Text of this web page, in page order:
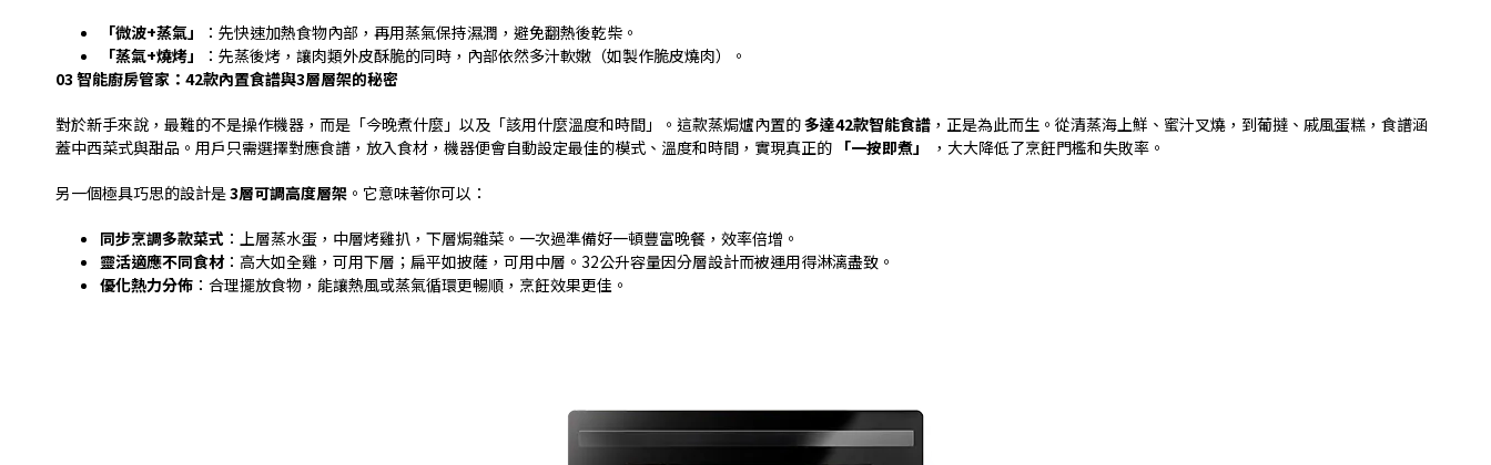
「微波+蒸氣」
：先快速加熱食物內部，再用蒸氣保持濕潤，避免翻熱後乾柴。
「蒸氣+燒烤」
：先蒸後烤，讓肉類外皮酥脆的同時，內部依然多汁軟嫩（如製作脆皮燒肉）。
03 智能廚房管家： 42款內置食譜與3層層架的秘密
對於新手來說，最難的不是操作機器，而是「今晚煮什麼」以及「該用什麼溫度和時間」。這款蒸焗爐內置的多達42款智能食譜 ，正是為此而生。從清蒸海上鮮、蜜汁叉燒，到葡撻、戚風蛋糕，食譜涵
蓋中西菜式與甜品。用戶只需選擇對應食譜，放入食材，機器便會自動設定最佳的模式、溫度和時間，實現真正的 「一按即煮」 ，大大降低了烹飪門檻和失敗率。
另一個極具巧思的設計是3層可調高度層架 。它意味著你可以：
同步烹調多款菜式 ：上層蒸水蛋，中層烤雞扒，下層焗雜菜。一次過準備好一頓豐富晚餐，效率倍增。
靈活適應不同食材：高大如全雞，可用下層；扁平如披薩，可用中層。 32公升容量因分層設計而被運用得淋漓盡致。
優化熱力分佈 ：合理擺放食物，能讓熱風或蒸氣循環更暢順，烹飪效果更佳。